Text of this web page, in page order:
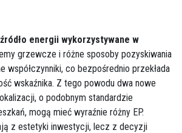
źródło energii wykorzystywane w
grzewcze i różne sposoby pozyskiwania
współczynniki, co bezpośrednio przekłada
wskaźnika. Z tego powodu dwa nowe
o podobnym standardzie
mogą mieć wyraźnie różny EP.
z estetyki inwestycji, lecz z decyzji